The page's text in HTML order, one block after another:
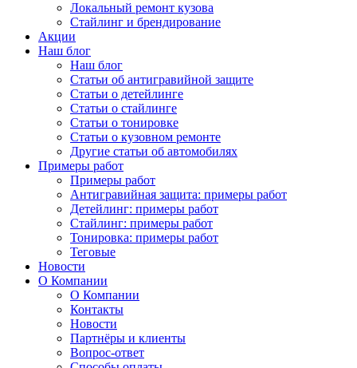
Локальный ремонт кузова
Стайлинг и брендирование
Акции
Наш блог
Наш блог
Статьи об антигравийной защите
Статьи о детейлинге
Статьи о стайлинге
Статьи о тонировке
Статьи о кузовном ремонте
Другие статьи об автомобилях
Примеры работ
Примеры работ
Антигравийная защита: примеры работ
Детейлинг: примеры работ
Стайлинг: примеры работ
Тонировка: примеры работ
Теговые
Новости
О Компании
О Компании
Контакты
Новости
Партнёры и клиенты
Вопрос-ответ